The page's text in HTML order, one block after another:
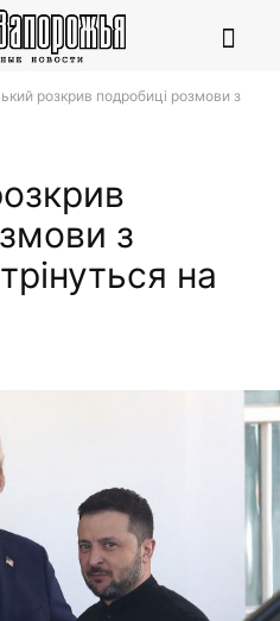
розкрив подробиці розмови з
з
на